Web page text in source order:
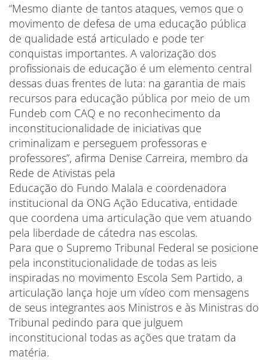
“Mesmo diante de tantos ataques, vemos que o
movimento de defesa de uma educação pública
de qualidade está articulado e pode ter
conquistas importantes. A valorização dos
profissionais de educação é um elemento central
dessas duas frentes de luta: na garantia de mais
recursos para educação pública por meio de um
Fundeb com CAQ e no reconhecimento da
inconstitucionalidade de iniciativas que
criminalizam e perseguem professoras e
professores”, afirma Denise Carreira, membro da
Rede de Ativistas pela
Educação do Fundo Malala e coordenadora
institucional da ONG Ação Educativa, entidade
que coordena uma articulação que vem atuando
pela liberdade de cátedra nas escolas.
Para que o Supremo Tribunal Federal se posicione
pela inconstitucionalidade de todas as leis
inspiradas no movimento Escola Sem Partido, a
articulação lança hoje um vídeo com mensagens
de seus integrantes aos Ministros e às Ministras do
Tribunal pedindo para que julguem
inconstitucional todas as ações que tratam da
matéria.